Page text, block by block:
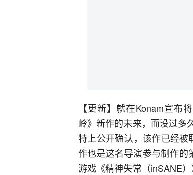
【更新】就在Konam宣布
岭》新作的未来，而没过多
特上公开确认，该作已经
作也是这名导演参与制作的
游戏《精神失常（inSANE